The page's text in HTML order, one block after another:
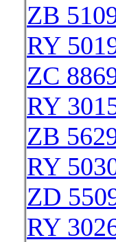
ZB
RY
ZC
RY
ZB
RY
ZD
RY